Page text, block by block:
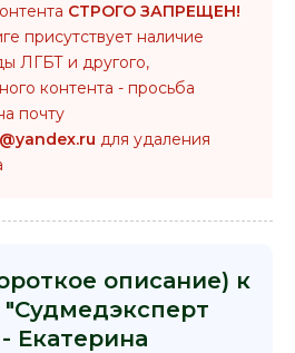
СТРОГО ЗАПРЕЩЕН!
присутствует наличие
ЛГБТ и другого,
контента - просьба
почту
для удаления
описание) к
Екатерина